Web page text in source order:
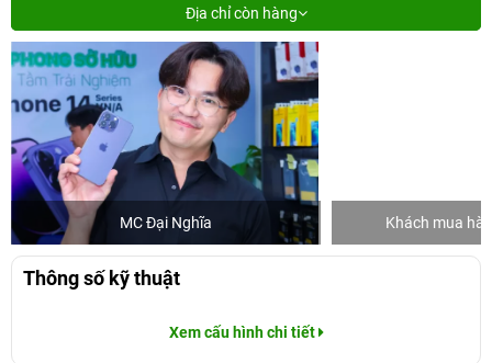
Địa chỉ còn hàng
MC Đại Nghĩa Khách mua
Thông số kỹ thuật
Xem cấu hình chi tiết